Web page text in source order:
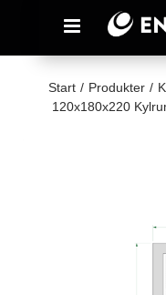
Start / Produkter /
120x180x220